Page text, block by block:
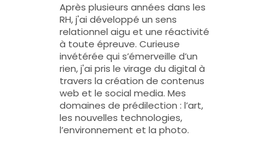
Après plusieurs années dans les
RH, j'ai développé un sens
relationnel aigu et une réactivité
à toute épreuve. Curieuse
invétérée qui s’émerveille d’un
rien, j'ai pris le virage du digital à
travers la création de contenus
web et le social media. Mes
domaines de prédilection : l’art,
les nouvelles technologies,
l’environnement et la photo.